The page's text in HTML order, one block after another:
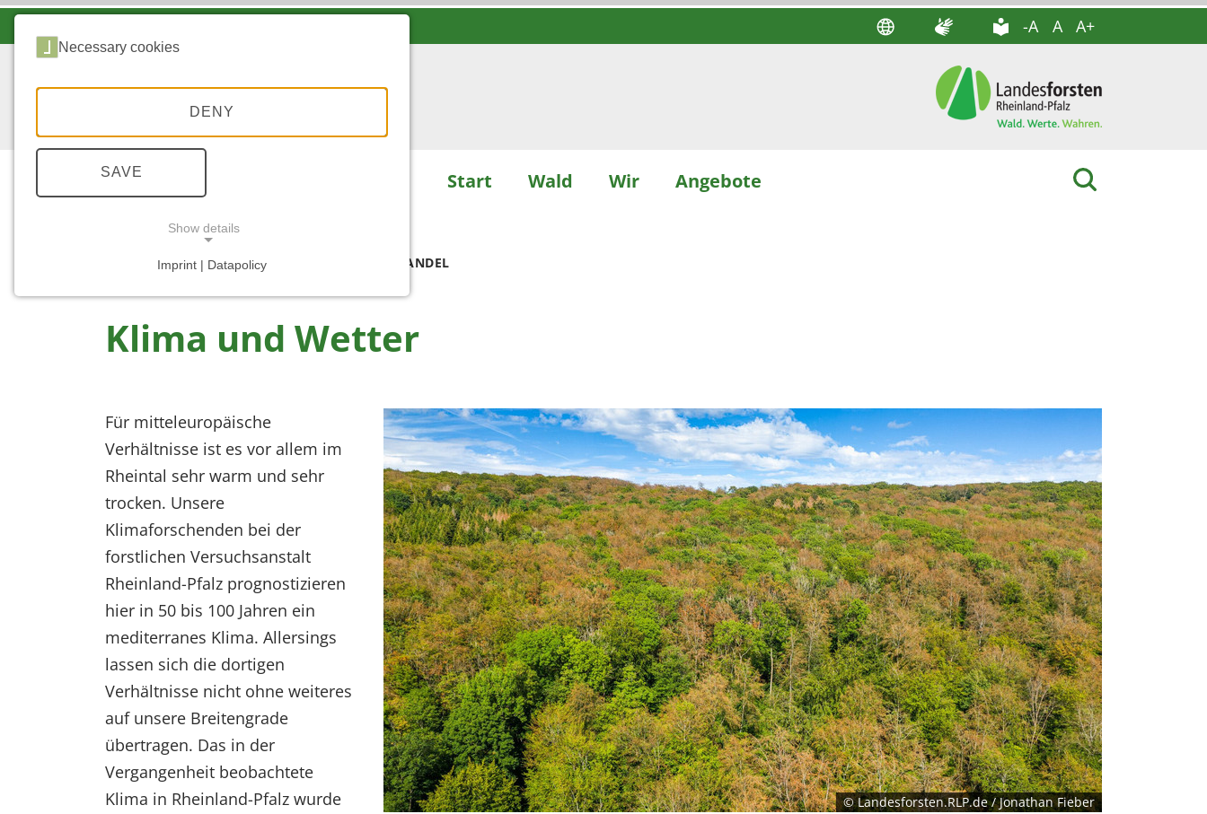
-A A A+
Start Wald Wir Angebote
STARTSEITE ... UNSER WALD IM KLIMAWANDEL
Klima und Wetter
© Landesforsten.RLP.de / Jonathan Fieber
Für mitteleuropäische
Verhältnisse ist es vor allem im
Rheintal sehr warm und sehr
trocken. Unsere
Klimaforschenden bei der
forstlichen Versuchsanstalt
Rheinland-Pfalz prognostizieren
hier in 50 bis 100 Jahren ein
mediterranes Klima. Allersings
lassen sich die dortigen
Verhältnisse nicht ohne weiteres
auf unsere Breitengrade
übertragen. Das in der
Vergangenheit beobachtete
Klima in Rheinland-Pfalz wurde
Necessary cookies
DENY
SAVE
Show details
Imprint | Datapolicy